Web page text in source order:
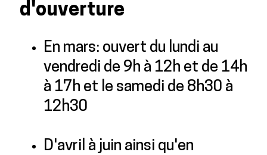
d'ouverture
En mars: ouvert du lundi au
vendredi de 9h à 12h et de 14h
à 17h et le samedi de 8h30 à
12h30
D'avril à juin ainsi qu'en